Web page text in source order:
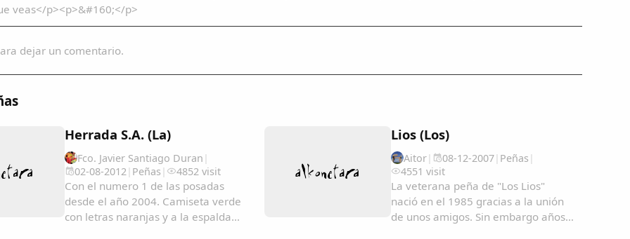
veas</p><p>&#160;</p>
dejar un comentario.
Herrada S.A. (La)
Fco. Javier Santiago Duran |
02-08-2012 | Peñas | 4852 visit
Con el numero 1 de las posadas
desde el año 2004. Camiseta verde
con letras naranjas y a la espalda
Lios (Los)
Aitor| 08-12-2007| Peñas |
4551 visit
La veterana peña de "Los Lios"
nació en el 1985 gracias a la unión
de unos amigos. Sin embargo años